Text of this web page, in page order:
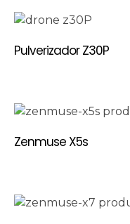
Pulverizador Z30P
Zenmuse X5s